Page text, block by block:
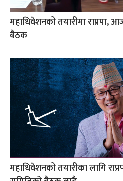
महाधिवेशनको तयारीमा राप्रपा,
बैठक
महाधिवेशनको तयारीका लागि